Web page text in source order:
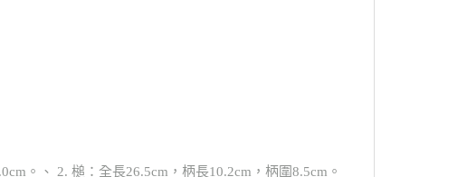
。、 2. 槌：全長26.5cm，柄長10.2cm，柄圍8.5cm。